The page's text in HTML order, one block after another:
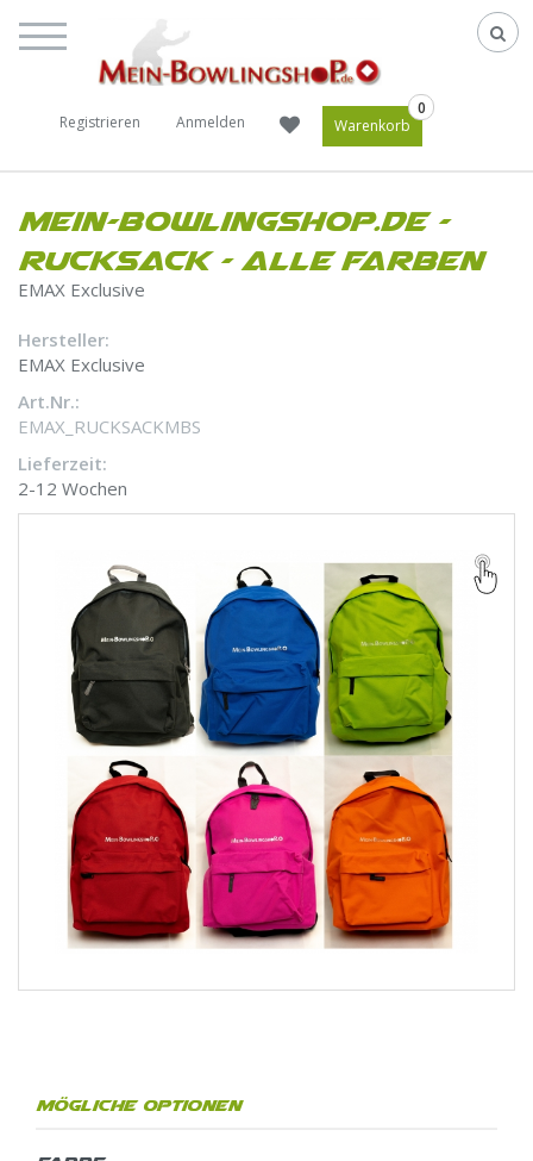
Registrieren Anmelden
0
Warenkorb
Mein-Bowlingshop.de -
Rucksack - Alle Farben
EMAX Exclusive
Hersteller:
EMAX Exclusive
Art.Nr.:
EMAX_RUCKSACKMBS
Lieferzeit:
2-12 Wochen
Mögliche Optionen